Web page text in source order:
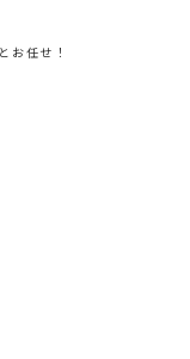
お任せ！